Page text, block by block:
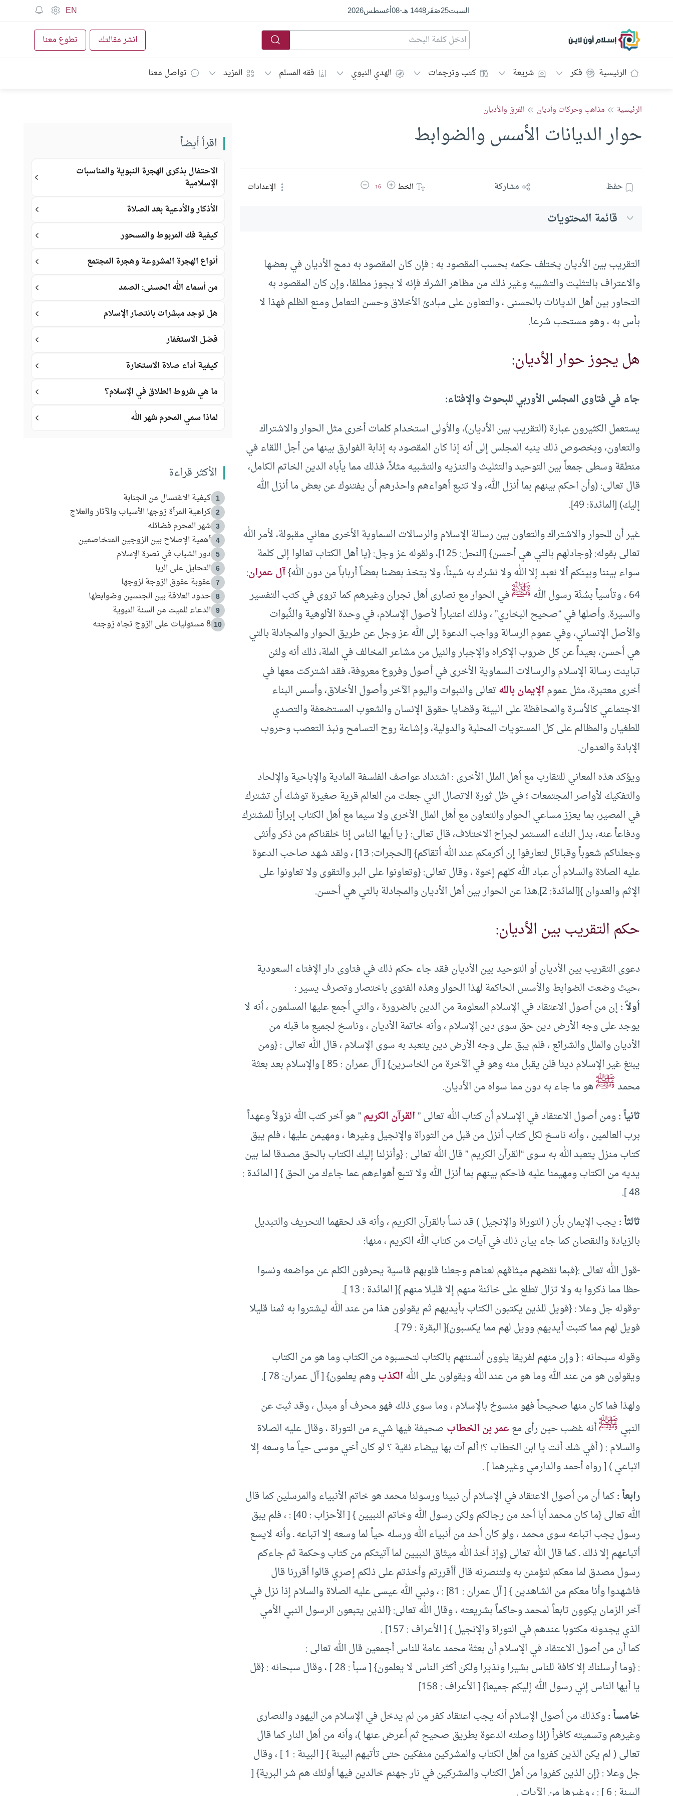
السبت25صَفَر1448 هـ -
08أغسطس2026
EN
إسلام أون لاين انشر مقالتك تطوع معنا
الرئيسية فكر شريعة كتب وترجمات الهدي النبوي فقه المسلم المزيد تواصل معنا
الرئيسية مذاهب وحركات وأديان الفرق والأديان
حوار الديانات الأسس والضوابط
حفظ مشاركة الخطزيادة حجم الخط
16 تقليل حجم الخط الإعدادات
قائمة المحتويات
التقريب بين الأديان يختلف حكمه بحسب المقصود به : فإن كان المقصود به دمج الأديان في بعضها
والاعتراف بالتثليت والتشبيه وغير ذلك من مظاهر الشرك فإنه لا يجوز مطلقا، وإن كان المقصود به
التحاور بين أهل الديانات بالحسنى ، والتعاون على مبادئ الأخلاق وحسن التعامل ومنع الظلم فهذا لا
بأس به ، وهو مستحب شرعا.
هل يجوز حوار الأديان:
جاء في فتاوى المجلس الأوربي للبحوث والإفتاء:
يستعمل الكثيرون عبارة (التقريب بين الأديان)، والأولى استخدام كلمات أخرى مثل الحوار والاشتراك
والتعاون، وبخصوص ذلك ينبه المجلس إلى أنه إذا كان المقصود به إذابة الفوارق بينها من أجل اللقاء في
منطقة وسطى جمعاً بين التوحيد والتثليث والتنـزيه والتشبيه مثلاً، فذلك مما يأباه الدين الخاتم الكامل،
قال تعالى: (وأن احكم بينهم بما أنزل الله، ولا تتبع أهواءهم واحذرهم أن يفتنوك عن بعض ما أنزل الله
إليك) [المائدة: 49].
غير أن للحوار والاشتراك والتعاون بين رسالة الإسلام والرسالات السماوية الأخرى معاني مقبولة، لأمر الله
تعالى بقوله: {وجادلهم بالتي هي أحسن} [النحل: 125]، ولقوله عز وجل: {يا أهل الكتاب تعالوا إلى كلمة
سواء بيننا وبينكم ألا نعبد إلا الله ولا نشرك به شيئاً، ولا يتخذ بعضنا بعضاً أرباباً من دون الله}آل عمران:
64 ، وتأسياً بسُنَّة رسول الله
ﷺفي الحوار مع نصارى أهل نجران وغيرهم كما تروى في كتب التفسير
والسيرة. وأصلها في “صحيح البخاري” ، وذلك اعتباراً لأصول الإسلام، في وحدة الألوهية والنُّبوات
والأصل الإنساني، وفي عموم الرسالة وواجب الدعوة إلى الله عز وجل عن طريق الحوار والمجادلة بالتي
هي أحسن، بعيداً عن كل ضروب الإكراه والإجبار والنيل من مشاعر المخالف في الملة، ذلك أنه ولئن
تباينت رسالة الإسلام والرسالات السماوية الأخرى في أصول وفروع معروفة، فقد اشتركت معها في
أخرى معتبرة، مثل عمومالإيمان باللهتعالى والنبوات واليوم الآخر وأصول الأخلاق، وأسس البناء
الاجتماعي كالأسرة والمحافظة على البيئة وقضايا حقوق الإنسان والشعوب المستضعفة والتصدي
للطغيان والمظالم على كل المستويات المحلية والدولية، وإشاعة روح التسامح ونبذ التعصب وحروب
الإبادة والعدوان.
ويؤكد هذه المعاني للتقارب مع أهل الملل الأخرى : اشتداد عواصف الفلسفة المادية والإباحية والإلحاد
والتفكيك لأواصر المجتمعات ؛ في ظل ثورة الاتصال التي جعلت من العالم قرية صغيرة توشك أن تشترك
في المصير، بما يعزز مساعي الحوار والتعاون مع أهل الملل الأخرى ولا سيما مع أهل الكتاب إبرازاً للمشترك
ودفاعاً عنه، بدل النكء المستمر لجراح الاختلاف، قال تعالى: { يا أيها الناس إنا خلقناكم من ذكر وأنثى
وجعلناكم شعوباً وقبائل لتعارفوا إن أكرمكم عند الله أتقاكم} [الحجرات: 13] ، ولقد شهد صاحب الدعوة
عليه الصلاة والسلام أن عباد الله كلهم إخوة ، وقال تعالى: {وتعاونوا على البر والتقوى ولا تعاونوا على
الإثم والعدوان }[المائدة: 2].هذا عن الحوار بين أهل الأديان والمجادلة بالتي هي أحسن.
حكم التقريب بين الأديان:
دعوى التقريب بين الأديان أو التوحيد بين الأديان فقد جاء حكم ذلك في فتاوى دار الإفتاء السعودية
،حيث وضعت الضوابط والأسس الحاكمة لهذا الحوار وهذه الفتوى باختصار وتصرف يسير :
أولاً :إن من أصول الاعتقاد في الإسلام المعلومة من الدين بالضرورة ، والتي أجمع عليها المسلمون ، أنه لا
يوجد على وجه الأرض دين حق سوى دين الإسلام ، وأنه خاتمة الأديان ، وناسخ لجميع ما قبله من
الأديان والملل والشرائع ، فلم يبق على وجه الأرض دين يتعبد به سوى الإسلام ، قال الله تعالى : {ومن
يبتغ غير الإسلام دينا فلن يقبل منه وهو في الآخرة من الخاسرين} [ آل عمران : 85 ] والإسلام بعد بعثة
محمدﷺهو ما جاء به دون مما سواه من الأديان.
ثانياً :ومن أصول الاعتقاد في الإسلام أن كتاب الله تعالى ”القرآن الكريم” هو آخر كتب الله نزولاً وعهداً
برب العالمين ، وأنه ناسخ لكل كتاب أنزل من قبل من التوراة والإنجيل وغيرها ، ومهيمن عليها ، فلم يبق
كتاب منزل يتعبد الله به سوى “القرآن الكريم ” قال الله تعالى : {وأنزلنا إليك الكتاب بالحق مصدقا لما بين
يديه من الكتاب ومهيمنا عليه فاحكم بينهم بما أنزل الله ولا تتبع أهواءهم عما جاءك من الحق } [ المائدة :
48 ].
ثالثاً :يجب الإيمان بأن ( التوراة والإنجيل ) قد نسأ بالقرآن الكريم ، وأنه قد لحقهما التحريف والتبديل
بالزيادة والنقصان كما جاء بيان ذلك في آيات من كتاب الله الكريم ، منها:
-قول الله تعالى :{فبما نقضهم ميثاقهم لعناهم وجعلنا قلوبهم قاسية يحرفون الكلم عن مواضعه ونسوا
حظا مما ذكروا به ولا تزال تطلع على خائنة منهم إلا قليلا منهم }[ المائدة : 13 ].
-وقوله جل وعلا : {فويل للذين يكتبون الكتاب بأيديهم ثم يقولون هذا من عند الله ليشتروا به ثمنا قليلا
فويل لهم مما كتبت أيديهم وويل لهم مما يكسبون}[ البقرة : 79 ].
وقوله سبحانه : { وإن منهم لفريقا يلوون ألسنتهم بالكتاب لتحسبوه من الكتاب وما هو من الكتاب
ويقولون هو من عند الله وما هو من عند الله ويقولون على اللهالكذبوهم يعلمون} [ آل عمران: 78 ].
ولهذا فما كان منها صحيحاً فهو منسوخ بالإسلام ، وما سوى ذلك فهو محرف أو مبدل ، وقد ثبت عن
النبيﷺأنه غضب حين رأى مععمر بن الخطاب صحيفة فيها شيء من التوراة ، وقال عليه الصلاة
والسلام : ( أفي شك أنت يا ابن الخطاب ؟! ألم آت بها بيضاء نقية ؟ لو كان أخي موسى حياً ما وسعه إلا
اتباعي ) [ رواه أحمد والدارمي وغيرهما ] .
رابعاً :كما أن من أصول الاعتقاد في الإسلام أن نبينا ورسولنا محمد هو خاتم الأنبياء والمرسلين كما قال
الله تعالى {ما كان محمد أبا أحد من رجالكم ولكن رسول الله وخاتم النبيين } [ الأحزاب : 40] : ، فلم يبق
رسول يجب اتباعه سوى محمد ، ولو كان أحد من أنبياء الله ورسله حياً لما وسعه إلا اتباعه ـ وأنه لايسع
أتباعهم إلا ذلك ـ كما قال الله تعالى {وإذ أخذ الله ميثاق النبيين لما آتيتكم من كتاب وحكمة ثم جاءكم
رسول مصدق لما معكم لتؤمنن به ولتنصرنه قال أأقررتم وأخذتم على ذلكم إصري قالوا أقررنا قال
فاشهدوا وأنا معكم من الشاهدين } [ آل عمران : 81] : ، ونبي الله عيسى عليه الصلاة والسلام إذا نزل في
آخر الزمان يكوون تابعاً لمحمد وحاكماً بشريعته ، وقال الله تعالى: {الذين يتبعون الرسول النبي الأمي
الذي يجدونه مكتوبا عندهم في التوراة والإنجيل } [ الأعراف : 157] .
كما أن من أصول الاعتقاد في الإسلام أن بعثة محمد عامة للناس أجمعين قال الله تعالى :
: {وما أرسلناك إلا كافة للناس بشيرا ونذيرا ولكن أكثر الناس لا يعلمون} [ سبأ : 28 ] ، وقال سبحانه : {قل
يا أيها الناس إني رسول الله إليكم جميعا} [ الأعراف : 158]
خامساً :وكذلك من أصول الإسلام أنه يجب اعتقاد كفر من لم يدخل في الإسلام من اليهود والنصارى
وغيرهم وتسميته كافراً (إذا وصلته الدعوة بطريق صحيح ثم أعرض عنها )، وأنه من أهل النار كما قال
تعالى ( لم يكن الذين كفروا من أهل الكتاب والمشركين منفكين حتى تأتيهم البينة } [ البينة : 1 ] ، وقال
جل وعلا : {إن الذين كفروا من أهل الكتاب والمشركين في نار جهنم خالدين فيها أولئك هم شر البرية} [
اقرأ أيضاً
الاحتفال بذكرى الهجرة النبوية والمناسبات
الإسلامية
الأذكار والأدعية بعد الصلاة
كيفية فك المربوط والمسحور
أنواع الهجرة المشروعة وهجرة المجتمع
من أسماء الله الحسنى: الصمد
هل توجد مبشرات بانتصار الإسلام
فضل الاستغفار
كيفية أداء صلاة الاستخارة
ما هي شروط الطلاق في الإسلام؟
لماذا سمي المحرم شهر الله
الأكثر قراءة
1 كيفية الاغتسال من الجنابة
2 كراهية المرأة زوجها الأسباب والآثار والعلاج
3 شهر المحرم فضائله
4 أهمية الإصلاح بين الزوجين المتخاصمين
5 دور الشباب في نصرة الإسلام
6 التحايل على الربا
7 عقوبة عقوق الزوجة لزوجها
8 حدود العلاقة بين الجنسين وضوابطها
9 الدعاء للميت من السنة النبوية
10 8 مسئوليات على الزوج تجاه زوجته